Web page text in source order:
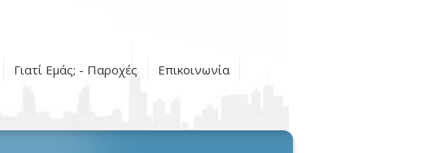
Γιατί Εμάς; - Παροχές Επικοινωνία